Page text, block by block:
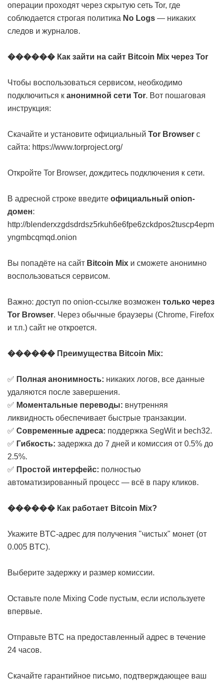
операции проходят через скрытую сеть Tor, где
соблюдается строгая политика No Logs — никаких
следов и журналов.
������ Как зайти на сайт Bitcoin Mix через Tor
Чтобы воспользоваться сервисом, необходимо
подключиться к анонимной сети Tor. Вот пошаговая
инструкция:
Скачайте и установите официальный Tor Browser с
сайта: https://www.torproject.org/
Откройте Tor Browser, дождитесь подключения к сети.
В адресной строке введите официальный onion-
домен:
http://blenderxzgdsdrdsz5rkuh6e6fpe6zckdpos2tuscp4epm
yngmbcqmqd.onion
Вы попадёте на сайт Bitcoin Mix и сможете анонимно
воспользоваться сервисом.
Важно: доступ по onion-ссылке возможен только через
Tor Browser. Через обычные браузеры (Chrome, Firefox
и т.п.) сайт не откроется.
������ Преимущества Bitcoin Mix:
✅ Полная анонимность: никаких логов, все данные
удаляются после завершения.
✅ Моментальные переводы: внутренняя
ликвидность обеспечивает быстрые транзакции.
✅ Современные адреса: поддержка SegWit и bech32.
✅ Гибкость: задержка до 7 дней и комиссия от 0.5% до
2.5%.
✅ Простой интерфейс: полностью
автоматизированный процесс — всё в пару кликов.
������ Как работает Bitcoin Mix?
Укажите BTC-адрес для получения "чистых" монет (от
0.005 BTC).
Выберите задержку и размер комиссии.
Оставьте поле Mixing Code пустым, если используете
впервые.
Отправьте BTC на предоставленный адрес в течение
24 часов.
Скачайте гарантийное письмо, подтверждающее ваш